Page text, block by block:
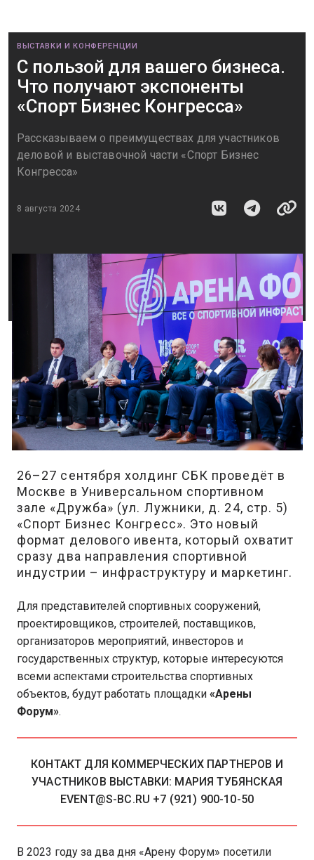
ВЫСТАВКИ И КОНФЕРЕНЦИИ
С пользой для вашего бизнеса.
Что получают экспоненты
«Спорт Бизнес Конгресса»
Рассказываем о преимуществах для участников
деловой и выставочной части «Спорт Бизнес
Конгресса»
8 августа 2024
26–27 сентября холдинг СБК проведёт в
Москве в Универсальном спортивном
зале «Дружба» (ул. Лужники, д. 24, стр. 5)
«Спорт Бизнес Конгресс». Это новый
формат делового ивента, который охватит
сразу два направления спортивной
индустрии – инфраструктуру и маркетинг.
Для представителей спортивных сооружений,
проектировщиков, строителей, поставщиков,
организаторов мероприятий, инвесторов и
государственных структур, которые интересуются
всеми аспектами строительства спортивных
объектов, будут работать площадки «Арены
Форум».
КОНТАКТ ДЛЯ КОММЕРЧЕСКИХ ПАРТНЕРОВ И
УЧАСТНИКОВ ВЫСТАВКИ: МАРИЯ ТУБЯНСКАЯ
EVENT@S-BC.RU +7 (921) 900-10-50
В 2023 году за два дня «Арену Форум» посетили